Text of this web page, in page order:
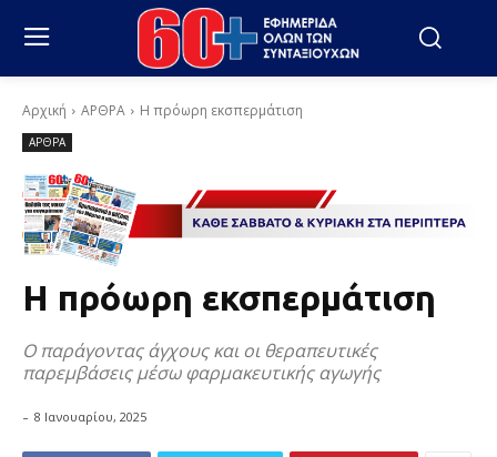
Αρχική ΑΡΘΡΑ Η πρόωρη εκσπερμάτιση
ΑΡΘΡΑ
Η πρόωρη εκσπερμάτιση
Ο παράγοντας άγχους και οι θεραπευτικές
παρεμβάσεις μέσω φαρμακευτικής αγωγής
- 8 Ιανουαρίου, 2025